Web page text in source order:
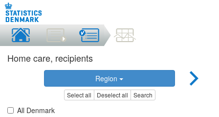
Home care, recipients
Region
Select all Deselect all Search
All Denmark